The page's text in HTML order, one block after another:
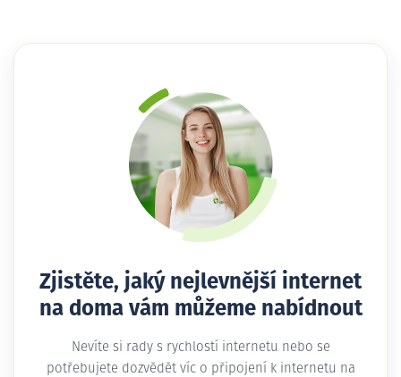
Zjistěte, jaký nejlevnější internet
na doma vám můžeme nabídnout
Nevíte si rady s rychlostí internetu nebo se
potřebujete dozvědět víc o připojení k internetu na